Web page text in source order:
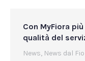
Con MyFiora
qualità del
News, News dal